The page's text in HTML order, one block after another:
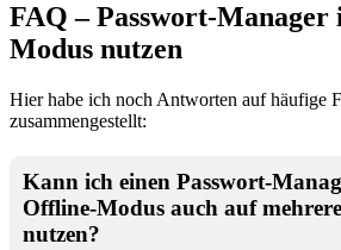
FAQ – Passwort-
Modus nutzen
Hier habe ich noch Antworten auf häufige
zusammengestellt:
Kann ich einen Passwort-
Offline-Modus auch auf
nutzen?